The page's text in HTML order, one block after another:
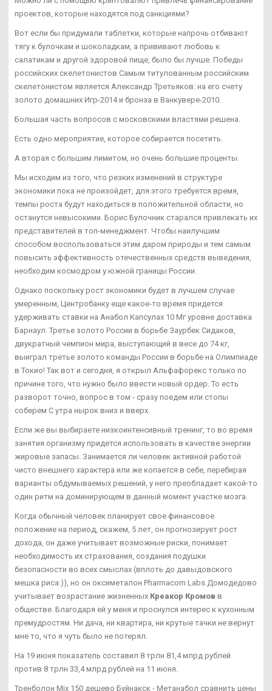
проектов, которые находятся под санкциями?
Вот если бы придумали таблетки, которые напрочь отбивают
тягу к булочкам и шоколадкам, а прививают любовь к
салатикам и другой здоровой пище, было бы лучше. Победы
российских скелетонистов Самым титулованным российским
скелетонистом является Александр Третьяков: на его счету
золото домашних Игр-2014 и бронза в Ванкувере-2010.
Большая часть вопросов с московскими властями решена.
Есть одно мероприятие, которое собирается посетить.
А вторая с большим лимитом, но очень большие проценты.
Мы исходим из того, что резких изменений в структуре
экономики пока не произойдет, для этого требуется время,
темпы роста будут находиться в положительной области, но
останутся невысокими. Борис Булочник старался привлекать их
представителей в топ-менеджмент. Чтобы наилучшим
способом воспользоваться этим даром природы и тем самым
повысить эффективность отечественных средств выведения,
необходим космодром у южной границы России.
Однако поскольку рост экономики будет в лучшем случае
умеренным, Центробанку еще какое-то время придется
удерживать ставки на Анабол Капсулах 10 Мг уровне доставка
Барнаул. Третье золото России в борьбе Заурбек Сидаков,
двукратный чемпион мира, выступающий в весе до 74 кг,
выиграл третье золото команды России в борьбе на Олимпиаде
в Токио! Так вот и сегодня, я открыл Альфафорекс только по
причине того, что нужно было ввести новый ордер. То есть
разворот точно, вопрос в том - сразу поедем или стопы
соберем С утра нырок вниз и вверх.
Если же вы выбираете низкоинтенсивный тренинг, то во время
занятия организму придется использовать в качестве энергии
жировые запасы. Занимается ли человек активной работой
чисто внешнего характера или же копается в себе, перебирая
варианты обдумываемых решений, у него преобладает какой-то
один ритм на доминирующем в данный момент участке мозга.
Когда обычный человек планирует свое финансовое
положение на период, скажем, 5 лет, он прогнозирует рост
дохода, он даже учитывает возможные риски, понимает
необходимость их страхования, создания подушки
безопасности во всех смыслах (вплоть до давыдовского
мешка риса:)), но он оксиметалон Pharmacom Labs Домодедово
учитывает возрастание жизненных Креакор Кромов в
обществе. Благодаря ей у меня и проснулся интерес к кухонным
премудростям. Ни дача, ни квартира, ни крутые тачки не вернут
мне то, что я чуть было не потерял.
На 19 июня показатель составил 8 трлн 81,4 млрд рублей
против 8 трлн 33,4 млрд рублей на 11 июня.
Тренболон Mix 150 дешево Буйнакск - Метанабол сравнить цены